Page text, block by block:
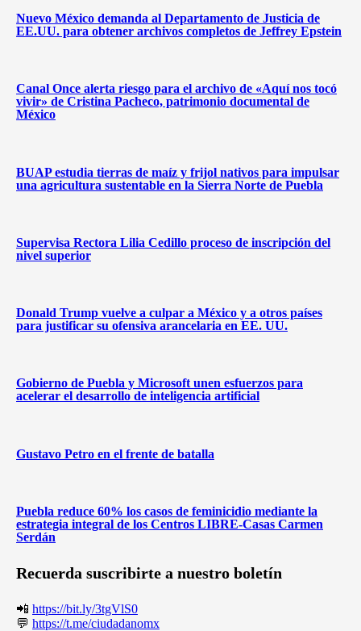
Nuevo México demanda al Departamento de Justicia de
EE.UU. para obtener archivos completos de Jeffrey Epstein
Canal Once alerta riesgo para el archivo de «Aquí nos tocó
vivir» de Cristina Pacheco, patrimonio documental de
México
BUAP estudia tierras de maíz y frijol nativos para impulsar
una agricultura sustentable en la Sierra Norte de Puebla
Supervisa Rectora Lilia Cedillo proceso de inscripción del
nivel superior
Donald Trump vuelve a culpar a México y a otros países
para justificar su ofensiva arancelaria en EE. UU.
Gobierno de Puebla y Microsoft unen esfuerzos para
acelerar el desarrollo de inteligencia artificial
Gustavo Petro en el frente de batalla
Puebla reduce 60% los casos de feminicidio mediante la
estrategia integral de los Centros LIBRE-Casas Carmen
Serdán
Recuerda suscribirte a nuestro boletín
📲 https://bit.ly/3tgVlS0
💬 https://t.me/ciudadanomx